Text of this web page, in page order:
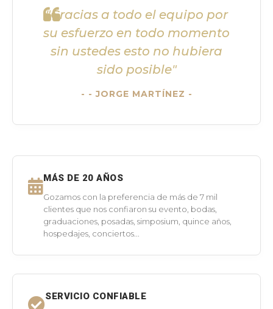
"Gracias a todo el equipo por
su esfuerzo en todo momento
sin ustedes esto no hubiera
sido posible"
- JORGE MARTÍNEZ -
MÁS DE 20 AÑOS
Gozamos con la preferencia de más de 7 mil
clientes que nos confiaron su evento, bodas,
graduaciones, posadas, simposium, quince años,
hospedajes, conciertos...
SERVICIO CONFIABLE